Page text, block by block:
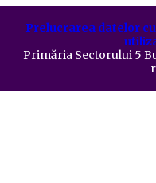
Prelucrarea datelor
Primăria Sectorului 5